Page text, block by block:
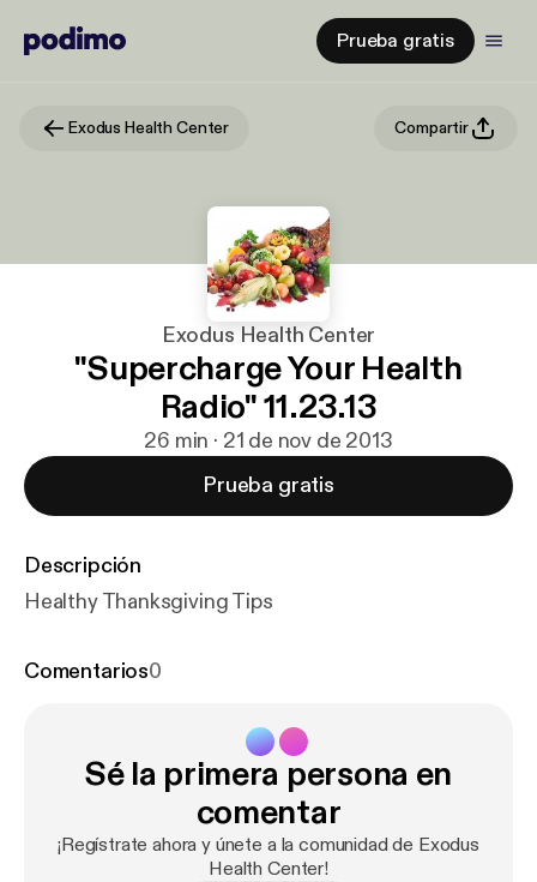
Prueba gratis
Exodus Health Center Compartir
Exodus Health Center
"Supercharge Your Health
Radio" 11.23.13
26 min · 21 de nov de 2013
Prueba gratis
Descripción
Healthy Thanksgiving Tips
Comentarios0
Sé la primera persona en
comentar
¡Regístrate ahora y únete a la comunidad de Exodus
Health Center!